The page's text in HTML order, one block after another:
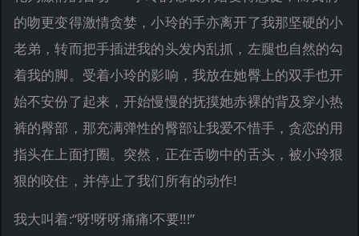
的吻更变得激情贪婪，小玲的手亦离开了我那坚硬的小
老弟，转而把手插进我的头发内乱抓，左腿也自然的勾
着我的脚。受着小玲的影响，我放在她臀上的双手也开
始不安份了起来，开始慢慢的抚摸她赤裸的背及穿小热
裤的臀部，那充满弹性的臀部让我爱不惜手，贪恋的用
指头在上面打圈。突然，正在舌吻中的舌头，被小玲狠
狠的咬住，并停止了我们所有的动作!
我大叫着:“呀!呀呀痛痛!不要!!!”